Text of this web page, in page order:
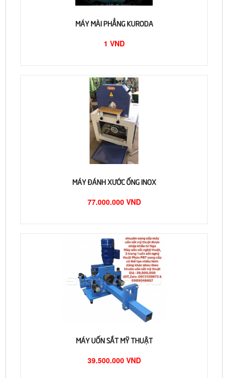
MÁY MÀI PHẲNG KURODA
1 VND
MÁY ĐÁNH XƯỚC ỐNG INOX
77.000.000 VND
MÁY UỐN SẮT MỸ THUẬT
39.500.000 VND